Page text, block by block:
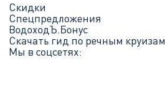
Скидки
Спецпредложения
ВодоходЪ.Бонус
Скачать гид по речным круизам
Мы в соцсетях: